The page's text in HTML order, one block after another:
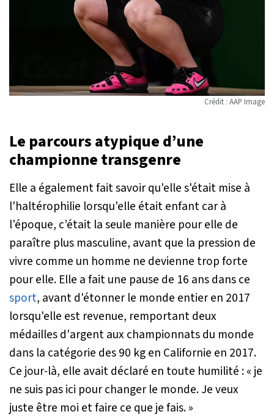
Crédit : AAP Image
Le parcours atypique d’une
championne transgenre
Elle a également fait savoir qu'elle s'était mise à
l'haltérophilie lorsqu'elle était enfant car à
l’époque, c’était la seule manière pour elle de
paraître plus masculine, avant que la pression de
vivre comme un homme ne devienne trop forte
pour elle. Elle a fait une pause de 16 ans dans ce
sport, avant d'étonner le monde entier en 2017
lorsqu'elle est revenue, remportant deux
médailles d'argent aux championnats du monde
dans la catégorie des 90 kg en Californie en 2017.
Ce jour-là, elle avait déclaré en toute humilité :« je
ne suis pas ici pour changer le monde. Je veux
juste être moi et faire ce que je fais. »